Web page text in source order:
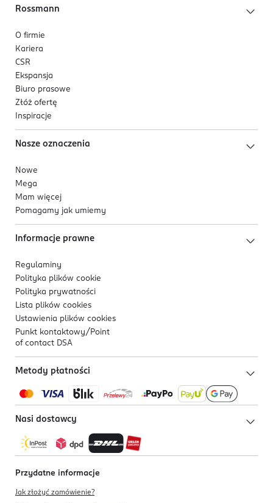
Rossmann
O firmie
Kariera
CSR
Ekspansja
Biuro prasowe
Złóż ofertę
Inspiracje
Nasze oznaczenia
Nowe
Mega
Mam więcej
Pomagamy jak umiemy
Informacje prawne
Regulaminy
Polityka plików cookie
Polityka prywatności
Lista plików cookies
Ustawienia plików cookies
Punkt kontaktowy/ Point
of contact DSA
Metody płatności
Nasi dostawcy
Przydatne informacje
Jak złożyć zamówienie?